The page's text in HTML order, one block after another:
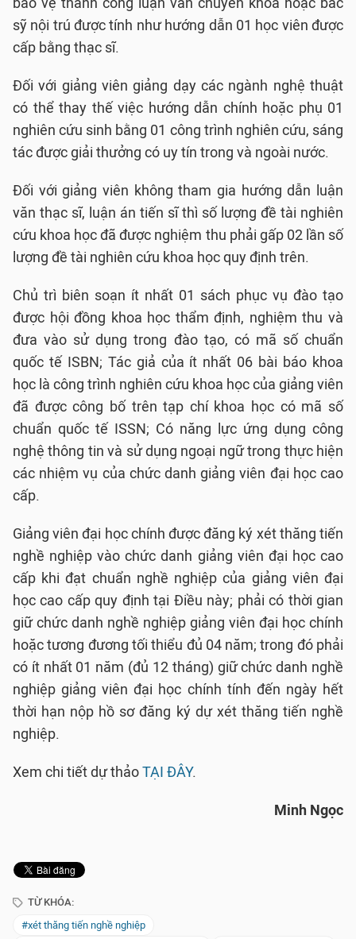
sỹ nội trú được tính như hướng dẫn 01 học viên được
cấp bằng thạc sĩ.
Đối với giảng viên giảng dạy các ngành nghệ thuật
có thể thay thế việc hướng dẫn chính hoặc phụ 01
nghiên cứu sinh bằng 01 công trình nghiên cứu, sáng
tác được giải thưởng có uy tín trong và ngoài nước.
Đối với giảng viên không tham gia hướng dẫn luận
văn thạc sĩ, luận án tiến sĩ thì số lượng đề tài nghiên
cứu khoa học đã được nghiệm thu phải gấp 02 lần số
lượng đề tài nghiên cứu khoa học quy định trên.
Chủ trì biên soạn ít nhất 01 sách phục vụ đào tạo
được hội đồng khoa học thẩm định, nghiệm thu và
đưa vào sử dụng trong đào tạo, có mã số chuẩn
quốc tế ISBN; Tác giả của ít nhất 06 bài báo khoa
học là công trình nghiên cứu khoa học của giảng viên
đã được công bố trên tạp chí khoa học có mã số
chuẩn quốc tế ISSN; Có năng lực ứng dụng công
nghệ thông tin và sử dụng ngoại ngữ trong thực hiện
các nhiệm vụ của chức danh giảng viên đại học cao
cấp.
Giảng viên đại học chính được đăng ký xét thăng tiến
nghề nghiệp vào chức danh giảng viên đại học cao
cấp khi đạt chuẩn nghề nghiệp của giảng viên đại
học cao cấp quy định tại Điều này; phải có thời gian
giữ chức danh nghề nghiệp giảng viên đại học chính
hoặc tương đương tối thiểu đủ 04 năm; trong đó phải
có ít nhất 01 năm (đủ 12 tháng) giữ chức danh nghề
nghiệp giảng viên đại học chính tính đến ngày hết
thời hạn nộp hồ sơ đăng ký dự xét thăng tiến nghề
nghiệp.
Xem chi tiết dự thảoTẠI ĐÂY.
Minh Ngọc
TỪ KHÓA:
#xét thăng tiến nghề nghiệp